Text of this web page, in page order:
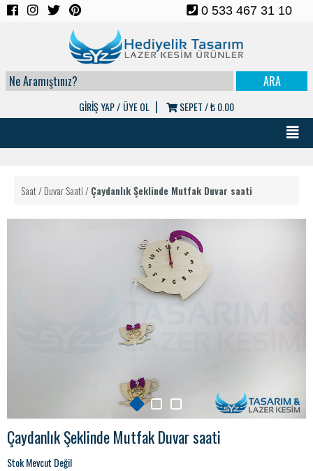
0 533 467 31 10
GİRİŞ YAP / ÜYE OL | SEPET /₺ 0.00
Saat/Duvar Saati/Çaydanlık Şeklinde Mutfak Duvar saati
Çaydanlık Şeklinde Mutfak Duvar saati
Stok Mevcut Değil